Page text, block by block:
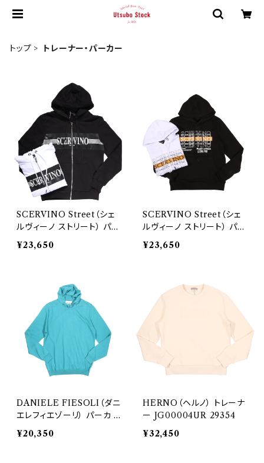
トップ トレーナー・パーカー
SCERVINO Street（シェ
ルヴィーノ ストリート） パー
カ FSU010 26873
¥23,650
SCERVINO Street（シェ
ルヴィーノ ストリート） パー
カ FSU021 26883
¥23,650
DANIELE FIESOLI（ダニ
エレフィエゾーリ） パーカ D
F0329 28915
¥20,350
HERNO（ヘルノ） トレーナ
ー JG00004UR 29354
¥32,450